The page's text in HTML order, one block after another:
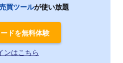
買ツールが使い放題
ドを無料体験
ンはこちら